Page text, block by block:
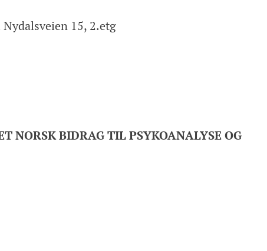
15, 2.etg
NORSK BIDRAG TIL PSYKOANALYSE OG